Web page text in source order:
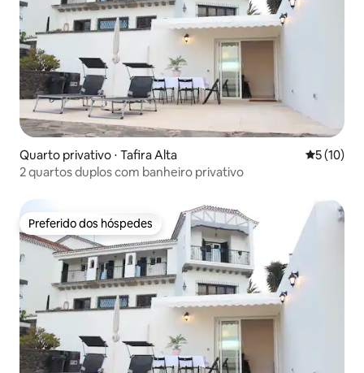
Quarto privativo ⋅ Tafira Alta 5 de uma
5 (10)
2 quartos duplos com banheiro privativo
Preferido dos hóspedes
Preferido dos hóspedes